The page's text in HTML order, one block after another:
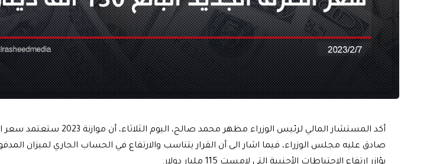
أكد المستشار المالي لرئيس الوزراء مظهر محمد صالح، اليوم
صادق عليه مجلس الوزراء، فيما اشار الى أن القرار يتناسب والارتفاع في الحساب الجاري لميزان
يؤازر ارتفاع الاحتياطات الأجنبية التي لامست 115 مليار دولار.